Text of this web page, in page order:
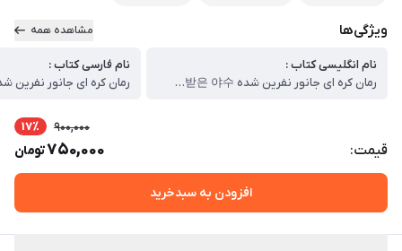
ویژگی‌ها مشاهده همه
نام انگلیسی کتاب :
رمان کره ای جانور نفرین شده 저주받은 야수 اثر 세레나 발렌티노
نام فارسی کتاب :
قیمت:
900,000 17٪
750,000تومان
افزودن به سبدخرید